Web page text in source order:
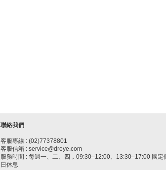
聯絡我們
客服專線 : (02)77378801
客服信箱 : service@dreye.com
服務時間 : 每週一、二、四，09:30–12:00、13:30–17:00 國定
日休息